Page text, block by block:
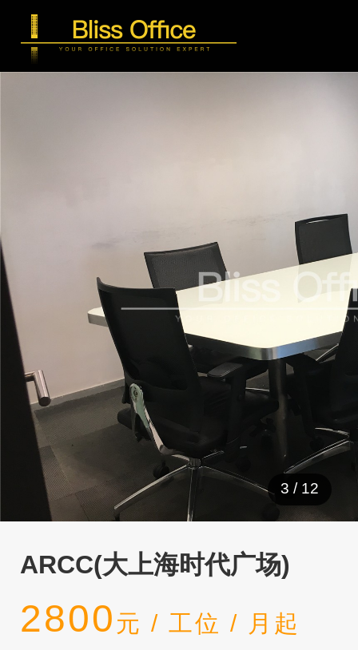
3 / 12
ARCC(大上海时代广场)
2800 元 / 工位 / 月起